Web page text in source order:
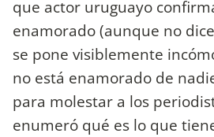
que actor uruguayo
enamorado (aunque no
se pone visiblemente
no está enamorado de
para molestar a los
enumeró qué es lo que